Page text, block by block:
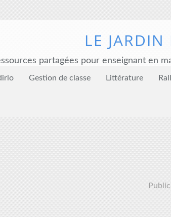
LE JARDIN
partagées pour enseignant en
Gestion de classe Littérature